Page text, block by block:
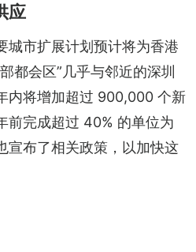
应
城市扩展计划预计将为香港
都会区”几乎与邻近的深圳
内将增加超过 900,000 个新
前完成超过 40% 的单位为
宣布了相关政策，以加快这